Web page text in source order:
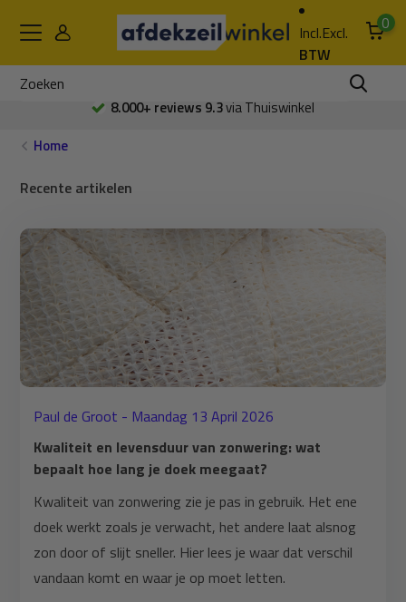
Incl.Excl.
BTW
0
8.000+ reviews 9.3via Thuiswinkel
Home
Recente artikelen
Paul de Groot - Maandag 13 April 2026
Kwaliteit en levensduur van zonwering: wat
bepaalt hoe lang je doek meegaat?
Kwaliteit van zonwering zie je pas in gebruik. Het ene
doek werkt zoals je verwacht, het andere laat alsnog
zon door of slijt sneller. Hier lees je waar dat verschil
vandaan komt en waar je op moet letten.